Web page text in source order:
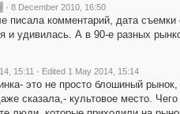
· 8 December 2010, 16:50
писала комментарий, дата съемки
и удивилась. А в 90-е разных
15:11 · Edited 1 May 2014, 15:14
это не просто блошиный рынок,
сказала,- культовое место.